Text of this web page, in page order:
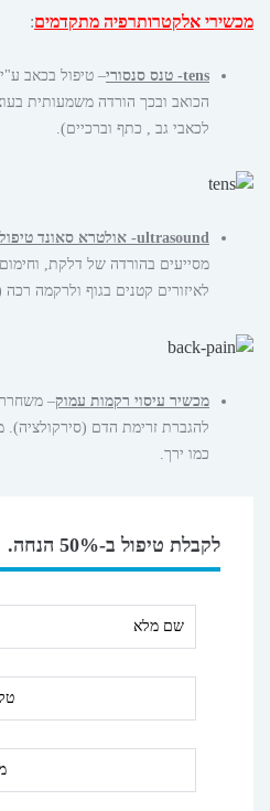
מכשירי אלקטרותרפיה מתקדמים:
tens- טנס סנסורי
– טיפול בכאב
הכואב ובכך הורדה משמעותית
לכאבי גב , כתף וברכיים).
ultrasound- אולטרא סאונד טיפולי
מסייעים בהורדה של דלקת,
לאיזורים קטנים בגוף ולרקמה
מכשיר עיסוי רקמות עמוק– משחרר
להגברת זרימת הדם (סירקולציה).
כמו ירך.
לקבלת טיפול ב-50% הנחה.